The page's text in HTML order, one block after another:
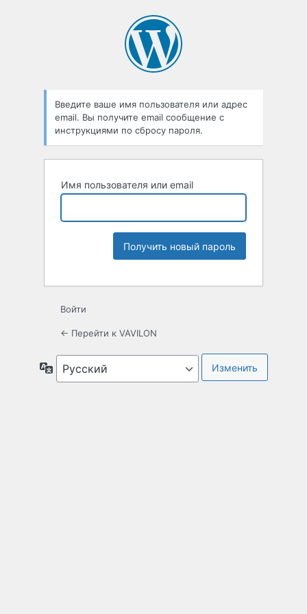
Введите ваше имя пользователя или адрес
email. Вы получите email сообщение с
инструкциями по сбросу пароля.
Имя пользователя или email
Войти
← Перейти к VAVILON
Язык